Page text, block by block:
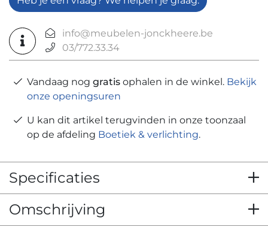
info@meubelen-jonckheere.be
03/772.33.34
Vandaag nog gratis ophalen in de winkel. Bekijk
onze openingsuren
U kan dit artikel terugvinden in onze toonzaal
op de afdeling Boetiek & verlichting.
Specificaties
Omschrijving